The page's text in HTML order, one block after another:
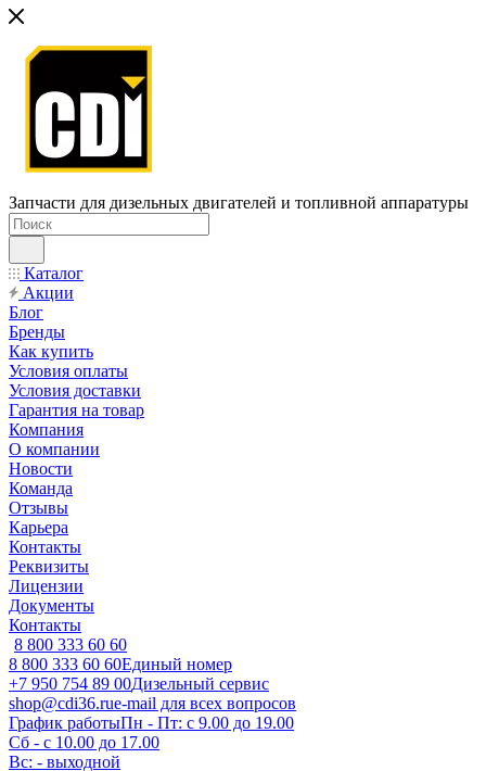
Запчасти для дизельных двигателей и топливной аппаратуры
Каталог
Акции
Блог
Бренды
Как купить
Условия оплаты
Условия доставки
Гарантия на товар
Компания
О компании
Новости
Команда
Отзывы
Карьера
Контакты
Реквизиты
Лицензии
Документы
Контакты
8 800 333 60 60
8 800 333 60 60Единый номер
+7 950 754 89 00Дизельный сервис
shop@cdi36.rue-mail для всех вопросов
График работыПн - Пт: с 9.00 до 19.00
Сб - с 10.00 до 17.00
Вс: - выходной